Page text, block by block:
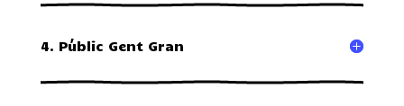
4. Públic Gent Gran